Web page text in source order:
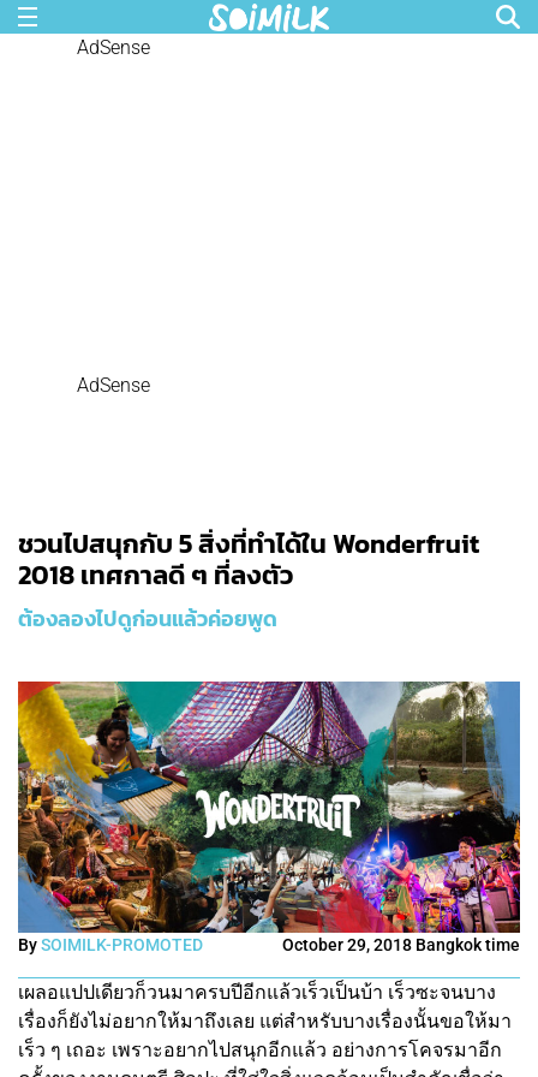
AdSense
AdSense
ชวนไปสนุกกับ 5 สิ่งที่ทำได้ใน Wonderfruit
2018 เทศกาลดี ๆ ที่ลงตัว
ต้องลองไปดูก่อนแล้วค่อยพูด
BySOIMILK-PROMOTED October 29, 2018 Bangkok time
เผลอแปปเดียวก็วนมาครบปีอีกแล้วเร็วเป็นบ้า เร็วซะจนบาง
เรื่องก็ยังไม่อยากให้มาถึงเลย แต่สำหรับบางเรื่องนั้นขอให้มา
เร็ว ๆ เถอะ เพราะอยากไปสนุกอีกแล้ว อย่างการโคจรมาอีก